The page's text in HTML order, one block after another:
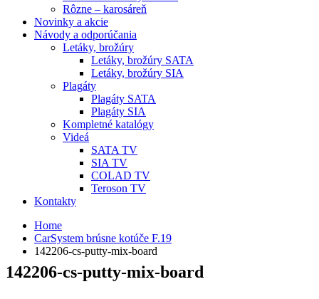
Rôzne – karosáreň
Novinky a akcie
Návody a odporúčania
Letáky, brožúry
Letáky, brožúry SATA
Letáky, brožúry SIA
Plagáty
Plagáty SATA
Plagáty SIA
Kompletné katalógy
Videá
SATA TV
SIA TV
COLAD TV
Teroson TV
Kontakty
Home
CarSystem brúsne kotúče F.19
142206-cs-putty-mix-board
142206-cs-putty-mix-board